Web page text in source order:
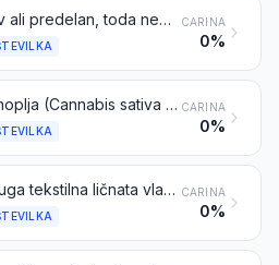
Lan, surov ali predelan, toda nepreden; laneno predivo in odpadki (vključno z odpadki preje in razvlaknjenimi tekstilnimi surovinami) CARINA
0%
Prava konoplja (Cannabis sativa L.), surova ali predelana, toda nepredena; predivo in odpadki prave konoplje (vključno z odpadki preje in razvlaknjenimi tekstilnimi surovinami) CARINA
0%
Juta in druga tekstilna ličnata vlakna (ne vključuje lanu, konoplje in ramije), surova ali predelana, toda nepredena; predivo in odpadki iz teh vlaken (vključno z odpadki preje in razvlaknjenimi tekstilnimi surovinami) CARINA
0%